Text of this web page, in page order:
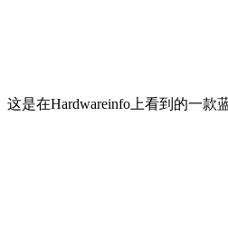
这是在Hardwareinfo上看到的一款